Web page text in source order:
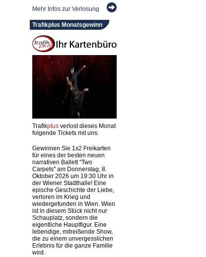
Mehr Infos zur Verlosung
Trafikplus Monatsgewinn
Trafikplusverlost dieses Monat
folgende Tickets mit uns:
Gewinnen Sie 1x2 Freikarten
für eines der besten neuen
narrativen Ballett "Two
Carpets" am Donnerstag, 8.
Oktober 2026 um 19:30 Uhr in
der Wiener Stadthalle! Eine
epische Geschichte der Liebe,
verloren im Krieg und
wiedergefunden in Wien. Wien
ist in diesem Stück nicht nur
Schauplatz, sondern die
eigentliche Hauptfigur. Eine
lebendige, mitreißende Show,
die zu einem unvergesslichen
Erlebnis für die ganze Familie
wird.